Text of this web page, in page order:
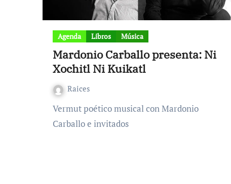
Agenda Libros Música
Mardonio Carballo presenta: Ni
Xochitl Ni Kuikatl
Raices
Vermut poético musical con Mardonio
Carballo e invitados